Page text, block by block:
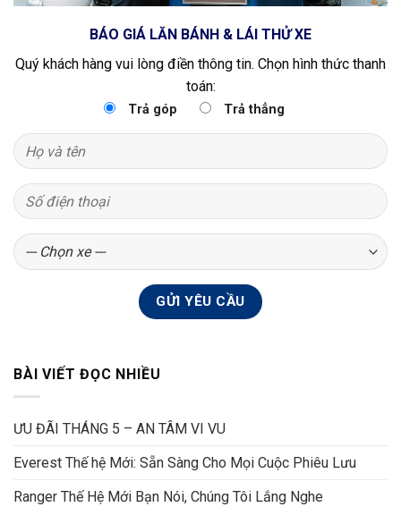
BÁO GIÁ LĂN BÁNH & LÁI THỬ XE
Quý khách hàng vui lòng điền thông tin. Chọn hình thức thanh
toán:
Trả góp Trả thẳng
BÀI VIẾT ĐỌC NHIỀU
ƯU ĐÃI THÁNG 5 – AN TÂM VI VU
Everest Thế hệ Mới: Sẵn Sàng Cho Mọi Cuộc Phiêu Lưu
Ranger Thế Hệ Mới Bạn Nói, Chúng Tôi Lắng Nghe